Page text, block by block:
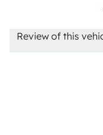
Review of this